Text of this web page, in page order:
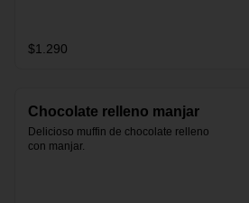
$1.290
Chocolate relleno manjar
Delicioso muffin de chocolate relleno
con manjar.